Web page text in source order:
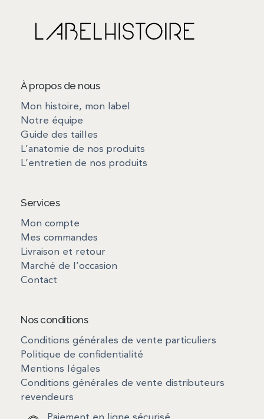
À propos de nous
Mon histoire, mon label
Notre équipe
Guide des tailles
L’anatomie de nos produits
L’entretien de nos produits
Services
Mon compte
Mes commandes
Livraison et retour
Marché de l’occasion
Contact
Nos conditions
Conditions générales de vente particuliers
Politique de confidentialité
Mentions légales
Conditions générales de vente distributeurs
revendeurs